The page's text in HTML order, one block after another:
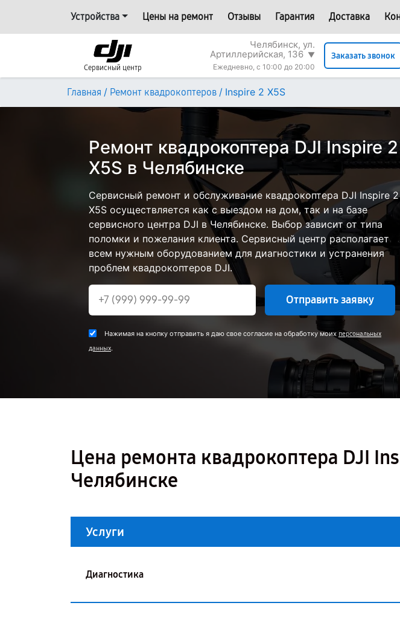
Устройства Цены на ремонт Отзывы Гарантия Доставка
Сервисный центр
Челябинск, ул.
Артиллерийская, 136 ▼
Ежедневно, с 10:00 до 20:00
Заказать звонок
Главная / Ремонт квадрокоптеров / Inspire 2 X5S
Ремонт квадрокоптера DJI Inspire 2
X5S в Челябинске
Сервисный ремонт и обслуживание квадрокоптера DJI Inspire 2
X5S осуществляется как с выездом на дом, так и на базе
сервисного центра DJI в Челябинске. Выбор зависит от типа
поломки и пожелания клиента. Сервисный центр располагает
всем нужным оборудованием для диагностики и устранения
проблем квадрокоптеров DJI.
Отправить заявку
Нажимая на кнопку отправить я даю свое согласие на обработку моих персональных
данных.
Цена ремонта квадрокоптера DJI
Челябинске
Услуги
Диагностика